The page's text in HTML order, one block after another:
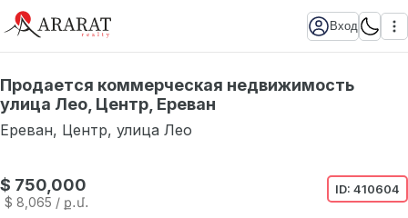
Вход
Продается коммерческая недвижимость
улица Лео, Центр, Ереван
Ереван, Центр, улица Лео
$ 750,000
$ 8,065 / ք․մ․
ID: 410604